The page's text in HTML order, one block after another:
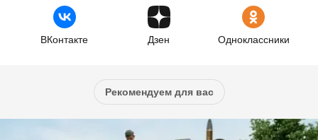
ВКонтакте Дзен Одноклассники
Рекомендуем для вас